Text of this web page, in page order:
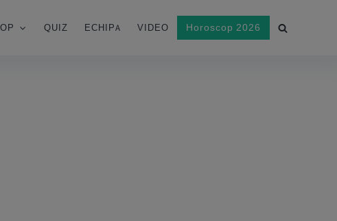
QUIZ ECHIPA VIDEO Horoscop 2026